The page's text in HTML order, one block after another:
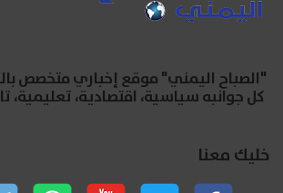
"الصباح اليمني" موقع إخباري متخصص
كل جوانبه سياسية، اقتصادية، تعليمية،
خليك معنا